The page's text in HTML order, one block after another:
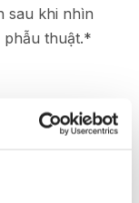
sau khi nhìn
phẫu thuật.*
2010 đến tháng 9